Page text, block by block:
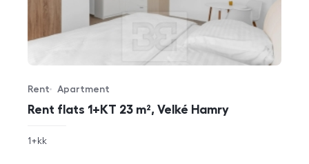
Rent flats 1+KT 23 m², Velké Hamry
Offer type
Rent
Property type
Apartment
rozměry
1+kk